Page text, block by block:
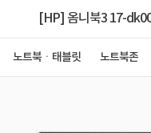
[HP] 옴니북3 17-
노트북ㆍ태블릿 노트북존